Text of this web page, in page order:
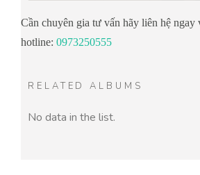
Cần chuyên gia tư vấn hãy liên hệ ngay
hotline: 0973250555
RELATED ALBUMS
No data in the list.